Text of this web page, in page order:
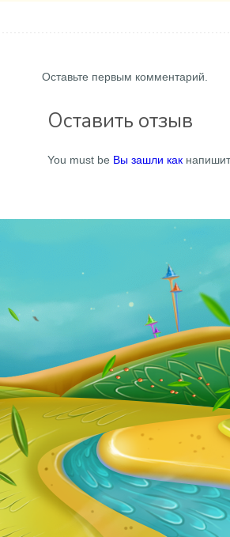
Оставьте первым комментарий.
Оставить отзыв
You must be Вы зашли как